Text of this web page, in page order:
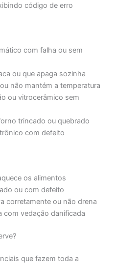
código de erro
com falha ou sem
ou que apaga sozinha
não mantém a temperatura
ou vitrocerâmico sem
trincado ou quebrado
com defeito
os alimentos
ou com defeito
corretamente ou não drena
com vedação danificada
que fazem toda a